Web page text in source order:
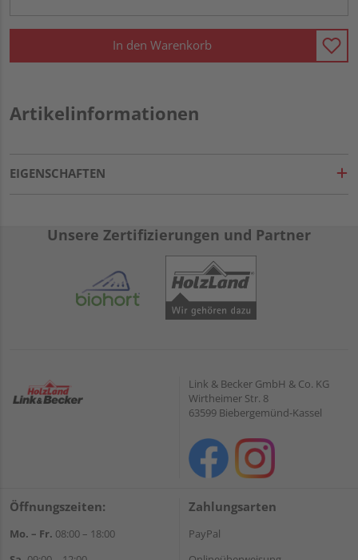
In den Warenkorb
Artikelinformationen
EIGENSCHAFTEN
Unsere Zertifizierungen und Partner
Link & Becker GmbH & Co. KG
Wirtheimer Str. 8
63599 Biebergemünd-Kassel
Öffnungszeiten:
Mo. – Fr. 08:00 – 18:00
Zahlungsarten
PayPal